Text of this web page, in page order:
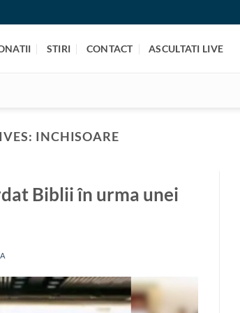
STIRI CONTACT ASCULTATI LIVE
INCHISOARE
Biblii în urma unei